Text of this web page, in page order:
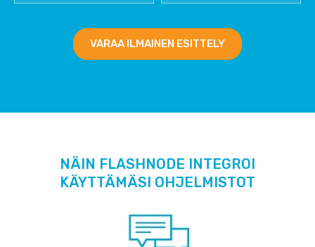
VARAA ILMAINEN ESITTELY
NÄIN FLASHNODE INTEGROI
KÄYTTÄMÄSI OHJELMISTOT